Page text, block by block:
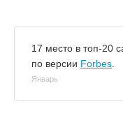
17 место в топ-20
по версии Forbes
Январь